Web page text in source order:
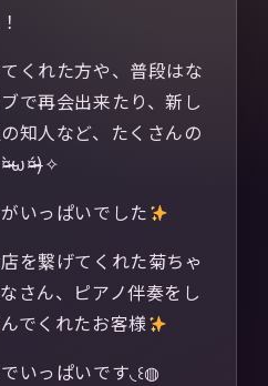
くれた方や、普段はな
で再会出来たり、新し
知人など、たくさんの
いっぱいでした
を繋げてくれた菊ちゃ
さん、ピアノ伴奏をし
でくれたお客様
いっぱいです◟꒰◍